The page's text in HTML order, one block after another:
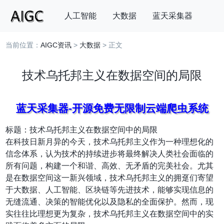
人工智能 大数据 蓝天采集器
搜索
当前位置：AIGC资讯 > 大数据 > 正文
技术乌托邦主义在数据空间的局限
蓝天采集器-开源免费无限制云端爬虫系统
标题：技术乌托邦主义在数据空间中的局限
在科技日新月异的今天，技术乌托邦主义作为一种理想化的
信念体系，认为技术的持续进步将最终解决人类社会面临的
所有问题，构建一个和谐、高效、无矛盾的完美社会。尤其
是在数据空间这一新兴领域，技术乌托邦主义的拥趸们寄望
于大数据、人工智能、区块链等先进技术，能够实现信息的
无缝流通、决策的智能优化以及隐私的全面保护。然而，现
实往往比理想更为复杂，技术乌托邦主义在数据空间中的实